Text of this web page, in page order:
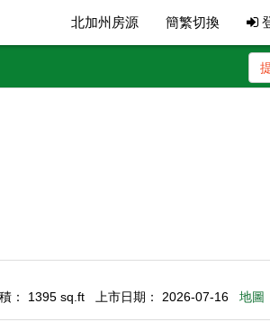
北加州房源 簡繁切換
： 1395 sq.ft 上市日期： 2026-07-16 地圖